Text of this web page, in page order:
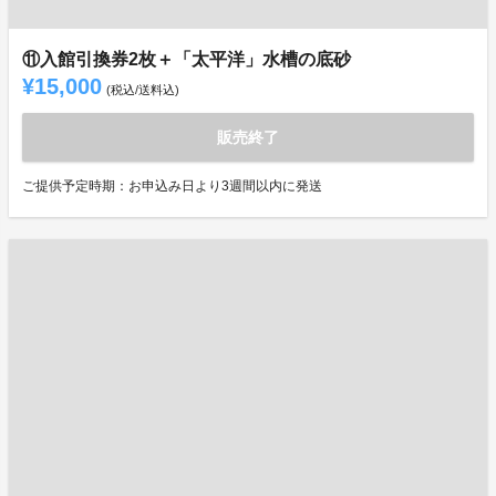
⑪入館引換券2枚＋「太平洋」水槽の底砂
¥15,000 (税込/送料込)
販売終了
ご提供予定時期：お申込み日より3週間以内に発送